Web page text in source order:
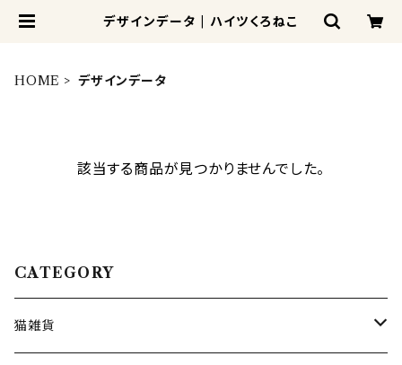
デザインデータ | ハイツくろねこ
HOME デザインデータ
該当する商品が見つかりませんでした。
CATEGORY
猫雑貨